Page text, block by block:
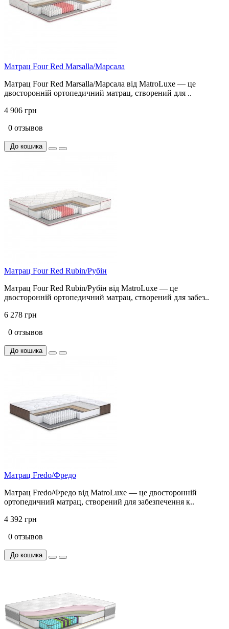
Матрац Four Red Marsalla/Марсала
Матрац Four Red Marsalla/Марсала від MatroLuxe — це
двосторонній ортопедичний матрац, створений для ..
4 906 грн
0 отзывов
До кошика
Матрац Four Red Rubin/Рубін
Матрац Four Red Rubin/Рубін від MatroLuxe — це
двосторонній ортопедичний матрац, створений для забез..
6 278 грн
0 отзывов
До кошика
Матрац Fredo/Фредо
Матрац Fredo/Фредо від MatroLuxe — це двосторонній
ортопедичний матрац, створений для забезпечення к..
4 392 грн
0 отзывов
До кошика